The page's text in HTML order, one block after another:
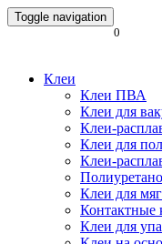
Toggle navigation
0
Клеи
Клеи ПВА
Клеи для
Клеи-
Клеи для
Клеи-
Клеи для
Контактные
Клеи для